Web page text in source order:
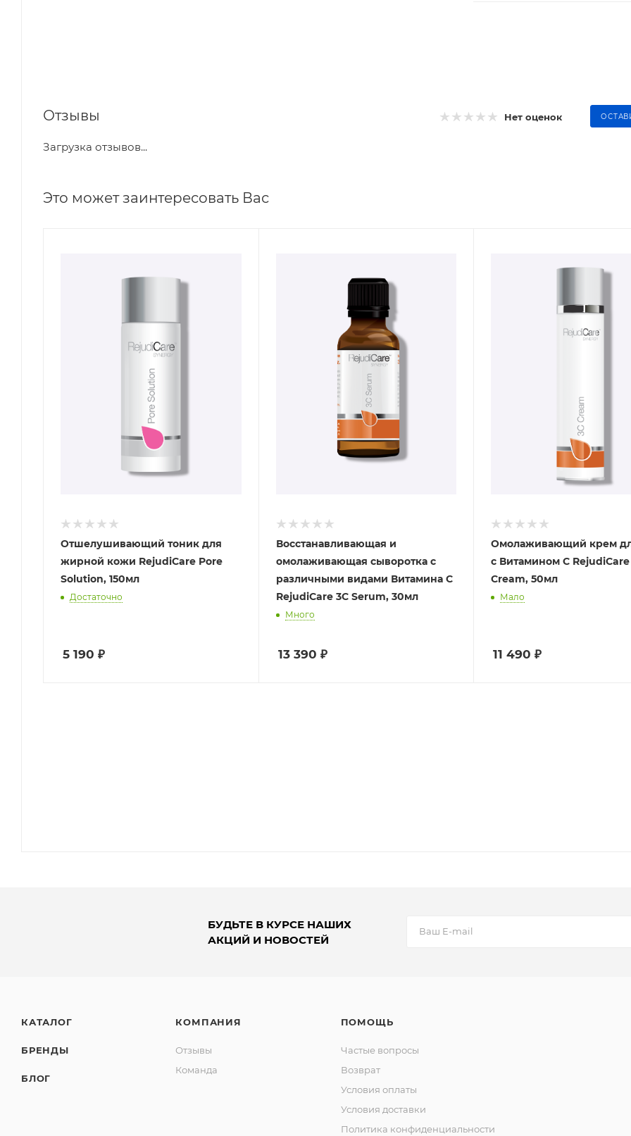
Отзывы Нет оценок
Загрузка отзывов...
Это может заинтересовать Вас
Отшелушивающий тоник для
жирной кожи RejudiCare Pore
Solution, 150мл
Достаточно
5 190 ₽
Восстанавливающая и
омолаживающая сыворотка с
различными видами Витамина С
RejudiCare 3C Serum, 30мл
Много
13 390 ₽
Омолаживающий крем
с Витамином С RejudiCare
Cream, 50мл
Мало
11 490 ₽
БУДЬТЕ В КУРСЕ НАШИХ
АКЦИЙ И НОВОСТЕЙ
КАТАЛОГ
БРЕНДЫ
БЛОГ
КОМПАНИЯ
Отзывы
Команда
ПОМОЩЬ
Частые вопросы
Возврат
Условия оплаты
Условия доставки
Политика конфиденциальности